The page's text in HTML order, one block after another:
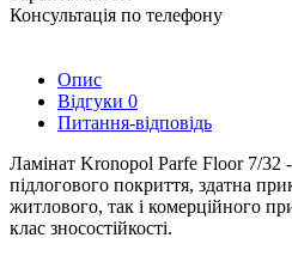
Консультація по телефону
Опис
Відгуки 0
Питання-відповідь
Ламінат Kronopol Parfe Floor 7/32
підлогового покриття, здатна
житлового, так і комерційного
клас зносостійкості.